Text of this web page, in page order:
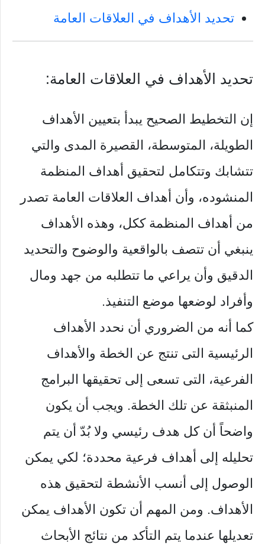
تحديد الأهداف في العلاقات العامة
تحديد الأهداف في العلاقات العامة:
إن التخطيط الصحيح يبدأ بتعيين الأهداف
الطويلة، المتوسطة، القصيرة المدى والتي
تتشابك وتتكامل لتحقيق أهداف المنظمة
المنشوده، وأن أهداف العلاقات العامة تصدر
من أهداف المنظمة ككل، وهذه الأهداف
ينبغي أن تتصف بالواقعية والوضوح والتحديد
الدقيق وأن يراعي ما تتطلبه من جهد ومال
وأفراد لوضعها موضع التنفيذ.
كما أنه من الضروري أن نحدد الأهداف
الرئيسية التى تنتج عن الخطة والأهداف
الفرعية، التى تسعى إلى تحقيقها البرامج
المنبثقة عن تلك الخطة. ويجب أن يكون
واضحاً أن كل هدف رئيسي ولا بُدّ أن يتم
تحليله إلى أهداف فرعية محددة؛ لكي يمكن
الوصول إلى أنسب الأنشطة لتحقيق هذه
الأهداف. ومن المهم أن تكون الأهداف يمكن
تعديلها عندما يتم التأكد من نتائج الأبحاث